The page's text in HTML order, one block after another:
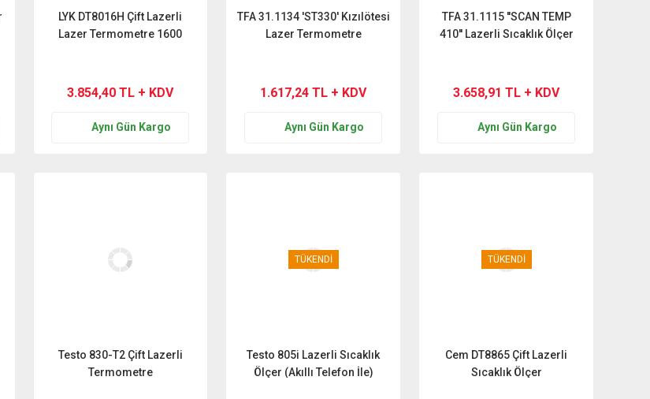
LYK DT8016H Çift Lazerli
Lazer Termometre 1600
3.854,40 TL + KDV
Aynı Gün Kargo
TFA 31.1134 'ST330' Kızılötesi
Lazer Termometre
1.617,24 TL + KDV
Aynı Gün Kargo
TFA 31.1115 ''SCAN TEMP
410'' Lazerli Sıcaklık Ölçer
3.658,91 TL + KDV
Aynı Gün Kargo
Testo 830-T2 Çift Lazerli
Termometre
TÜKENDİ
Testo 805i Lazerli Sıcaklık
Ölçer (Akıllı Telefon İle)
TÜKENDİ
Cem DT8865 Çift Lazerli
Sıcaklık Ölçer